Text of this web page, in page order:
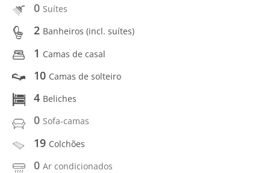
0 Suítes
2 Banheiros (incl. suítes)
1 Camas de casal
10 Camas de solteiro
4 Beliches
0 Sofa-camas
19 Colchões
0 Ar condicionados